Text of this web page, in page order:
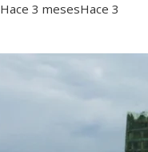
Hace 3 mesesHace 3